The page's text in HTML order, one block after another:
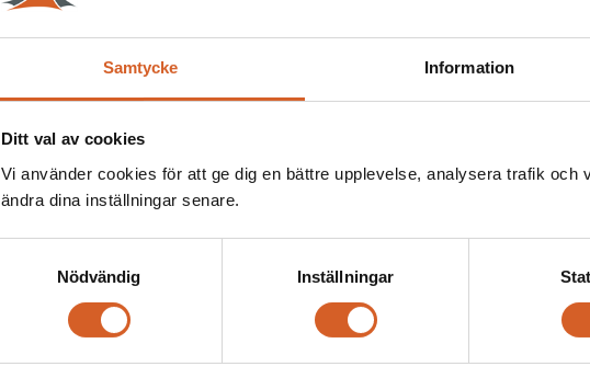
Samtycke Information
Ditt val av cookies
Vi använder cookies för att ge dig en bättre upplevelse, analysera trafik och
ändra dina inställningar senare.
Nödvändig
Inställningar